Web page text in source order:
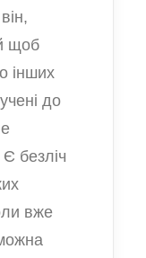
щоб
інших
до
безліч
вже